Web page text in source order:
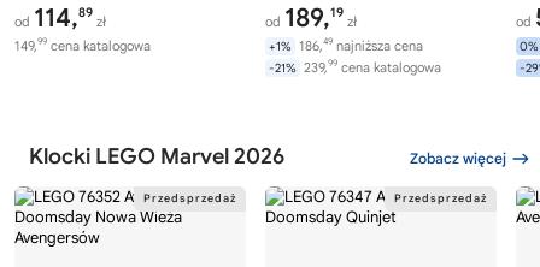
od 114,89
zł
149,99 cena katalogowa
od 189,19
zł
+1% 186,49 najniższa cena
-21% 239,99 cena katalogowa
od
0%
-
Klocki LEGO Marvel 2026 Zobacz więcej